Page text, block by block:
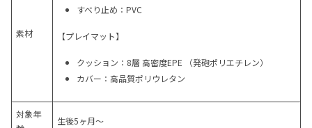
素材
すべり止め：PVC
【プレイマット】
クッション：8層 高密度EPE （発砲ポリエチレン）
カバー：高品質ポリウレタン
対象年
生後5ヶ月～